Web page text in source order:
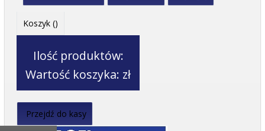
Koszyk ()
Ilość produktów:
Wartość koszyka: zł
Przejdź do kasy